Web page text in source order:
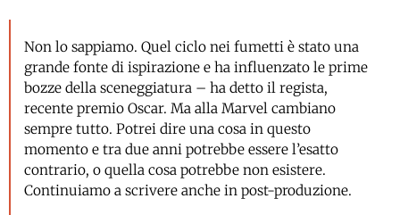
Non lo sappiamo. Quel ciclo nei fumetti è stato una
grande fonte di ispirazione e ha influenzato le prime
bozze della sceneggiatura – ha detto il regista,
recente premio Oscar. Ma alla Marvel cambiano
sempre tutto. Potrei dire una cosa in questo
momento e tra due anni potrebbe essere l’esatto
contrario, o quella cosa potrebbe non esistere.
Continuiamo a scrivere anche in post-produzione.